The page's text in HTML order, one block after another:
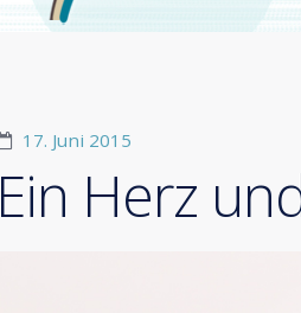
17. Juni 2015
Ein Herz